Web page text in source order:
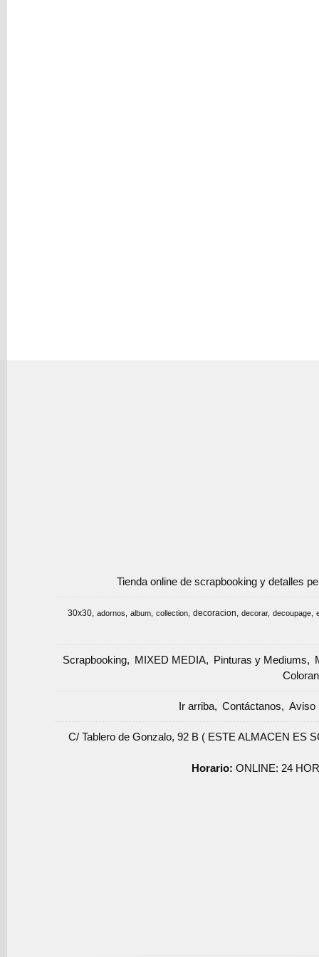
Tienda online de scrapbooking y detalles
30x30 adornos album collection decoracion decorar decoupage
Scrapbooking MIXED MEDIA Pinturas y Mediums
Ir arriba Contáctanos Aviso
C/ Tablero de Gonzalo, 92 B ( ESTE ALMACEN ES
Horario:ONLINE: 24